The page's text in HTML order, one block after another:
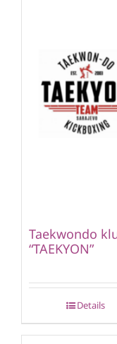
Taekwondo
“TAEKYON”
Details